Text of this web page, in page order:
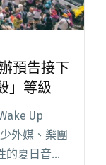
預告接下
」等級
Up
外媒、樂團
的夏日音樂